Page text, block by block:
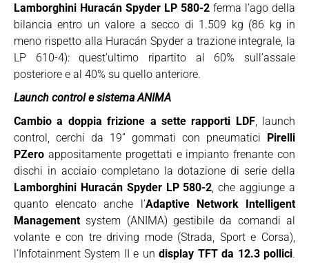
Lamborghini Huracán Spyder LP 580-2 ferma l’ago della
bilancia entro un valore a secco di 1.509 kg (86 kg in
meno rispetto alla Huracán Spyder a trazione integrale, la
LP 610-4): quest’ultimo ripartito al 60% sull’assale
posteriore e al 40% su quello anteriore.
Launch control e sistema ANIMA
Cambio a doppia frizione a sette rapporti LDF, launch
control, cerchi da 19” gommati con pneumatici Pirelli
PZero appositamente progettati e impianto frenante con
dischi in acciaio completano la dotazione di serie della
Lamborghini Huracán Spyder LP 580-2, che aggiunge a
quanto elencato anche l’Adaptive Network Intelligent
Managementsystem (ANIMA) gestibile da comandi al
volante e con tre driving mode (Strada, Sport e Corsa),
l’Infotainment System II e undisplay TFT da 12.3 pollici.